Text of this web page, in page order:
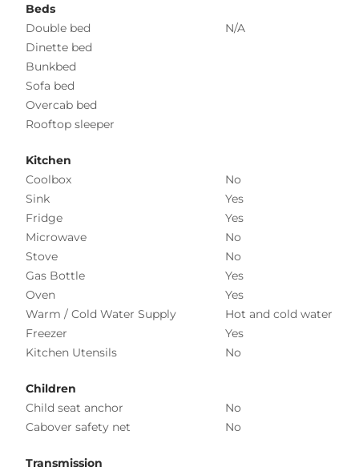
Beds
Double bed
N/A
Dinette bed
Bunkbed
Sofa bed
Overcab bed
Rooftop sleeper
Kitchen
Coolbox
No
Sink
Yes
Fridge
Yes
Microwave
No
Stove
No
Gas Bottle
Yes
Oven
Yes
Warm / Cold Water Supply
Hot and cold water
Freezer
Yes
Kitchen Utensils
No
Children
Child seat anchor
No
Cabover safety net
No
Transmission